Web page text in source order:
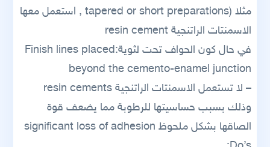
مثلا (tapered or short preparations , استعمل معها
الاسمنتات الراتنجية resin cement
في حال كون الحواف تحت لثوية:Finish lines placed
beyond the cemento-enamel junction
– لا تستعمل الاسمنتات الراتنجية resin cements
وذلك بسبب حساسيتها للرطوبة مما يضعف قوة
الصاقها بشكل ملحوظ significant loss of adhesion